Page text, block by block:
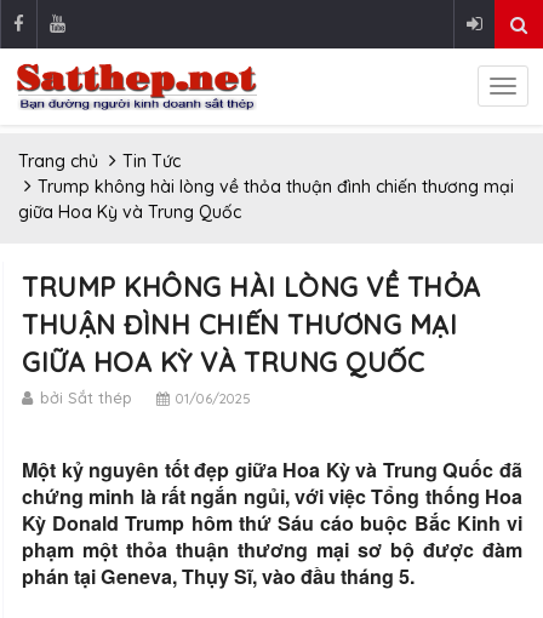
Trang chủ
Tin Tức
Trump không hài lòng về thỏa thuận đình chiến thương mại
giữa Hoa Kỳ và Trung Quốc
TRUMP KHÔNG HÀI LÒNG VỀ THỎA
THUẬN ĐÌNH CHIẾN THƯƠNG MẠI
GIỮA HOA KỲ VÀ TRUNG QUỐC
bởi Sắt thép 01/06/2025
Một kỷ nguyên tốt đẹp giữa Hoa Kỳ và Trung Quốc đã
chứng minh là rất ngắn ngủi, với việc Tổng thống Hoa
Kỳ Donald Trump hôm thứ Sáu cáo buộc Bắc Kinh vi
phạm một thỏa thuận thương mại sơ bộ được đàm
phán tại Geneva, Thụy Sĩ, vào đầu tháng 5.